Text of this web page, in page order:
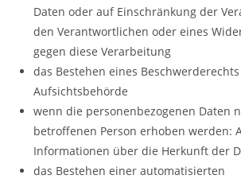
Daten oder auf Einschränkung der
den Verantwortlichen oder eines
gegen diese Verarbeitung
das Bestehen eines
Aufsichtsbehörde
wenn die personenbezogenen Daten
betroffenen Person erhoben werden:
Informationen über die Herkunft der
das Bestehen einer automatisierten